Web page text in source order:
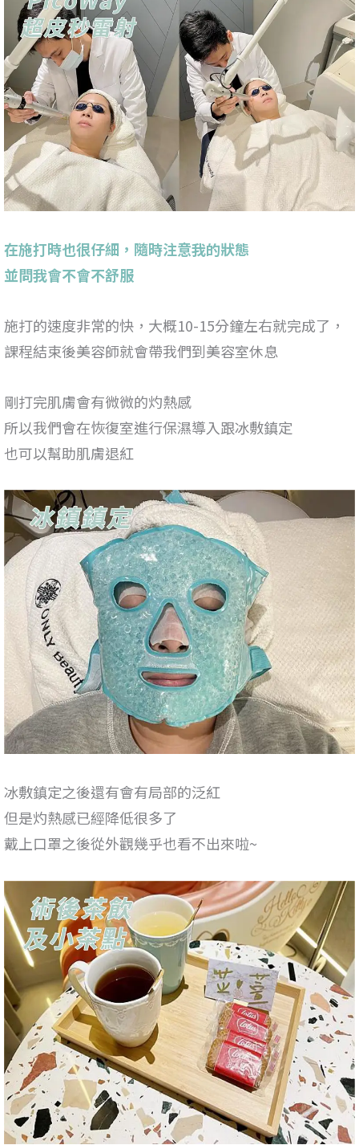
在施打時也很仔細，隨時注意我的狀態
並問我會不會不舒服
施打的速度非常的快，大概10-15分鐘左右就完成了，
課程結束後美容師就會帶我們到美容室休息
剛打完肌膚會有微微的灼熱感
所以我們會在恢復室進行保濕導入跟冰敷鎮定
也可以幫助肌膚退紅
冰敷鎮定之後還有會有局部的泛紅
但是灼熱感已經降低很多了
戴上口罩之後從外觀幾乎也看不出來啦~